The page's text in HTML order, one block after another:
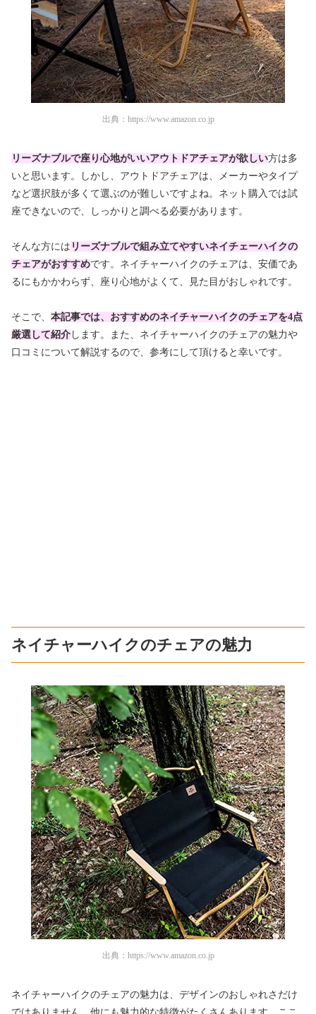
出典： https://www.amazon.co.jp
リーズナブルで座り心地がいいアウトドアチェアが欲しい方は多
いと思います。しかし、アウトドアチェアは、メーカーやタイプ
など選択肢が多くて選ぶのが難しいですよね。ネット購入では試
座できないので、しっかりと調べる必要があります。
そんな方には リーズナブルで組み立てやすいネイチェーハイクの
チェアがおすすめです。ネイチャーハイクのチェアは、安価であ
るにもかかわらず、座り心地がよくて、見た目がおしゃれです。
そこで、 本記事では、おすすめのネイチャーハイクのチェアを4点
厳選して紹介 します。また、ネイチャーハイクのチェアの魅力や
口コミについて解説するので、参考にして頂けると幸いです。
ネイチャーハイクのチェアの魅力
出典： https://www.amazon.co.jp
ネイチャーハイクのチェアの魅力は、デザインのおしゃれさだけ